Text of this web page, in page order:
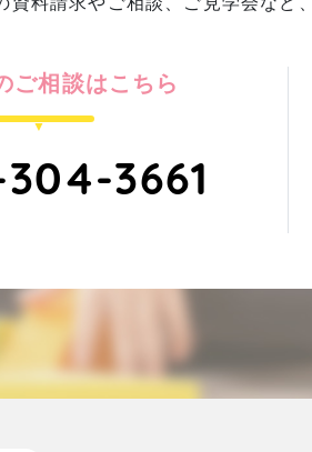
ご相談はこちら
3661